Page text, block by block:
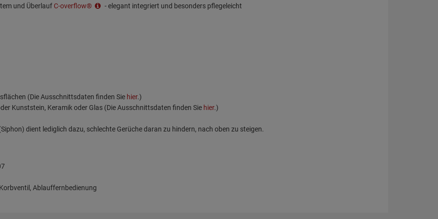
und Überlauf C-overflow® - elegant integriert und besonders pflegeleicht
(Die Ausschnittsdaten finden Sie hier.)
Kunststein, Keramik oder Glas (Die Ausschnittsdaten finden Sie hier.)
dient lediglich dazu, schlechte Gerüche daran zu hindern, nach oben zu steigen.
Ablauffernbedienung